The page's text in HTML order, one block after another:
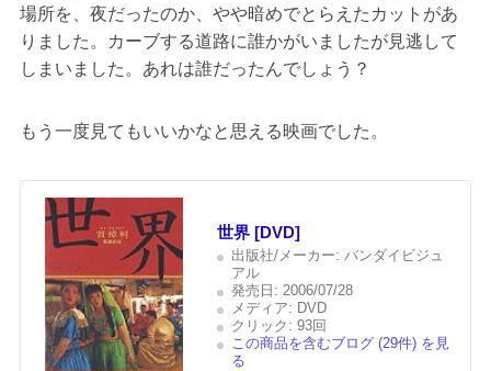
場所を、夜だったのか、やや暗めでとらえたカットがあ
りました。カーブする道路に誰かがいましたが見逃して
しまいました。あれは誰だったんでしょう？
もう一度見てもいいかなと思える映画でした。
世界 [DVD]
出版社/メーカー: バンダイビジュ
アル
発売日: 2006/07/28
メディア: DVD
クリック : 93回
この商品を含むブログ (29件) を見
る